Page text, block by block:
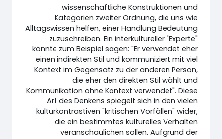
wissenschaftliche Konstruktionen und
Kategorien zweiter Ordnung, die uns wie
Alltagswissen helfen, einer Handlung Bedeutung
zuzuschreiben. Ein interkultureller "Experte"
könnte zum Beispiel sagen: "Er verwendet eher
einen indirekten Stil und kommuniziert mit viel
Kontext im Gegensatz zu der anderen Person,
die eher den direkten Stil wählt und
Kommunikation ohne Kontext verwendet". Diese
Art des Denkens spiegelt sich in den vielen
kulturkontrastiven "kritischen Vorfällen" wider,
die ein bestimmtes kulturelles Verhalten
veranschaulichen sollen. Aufgrund der